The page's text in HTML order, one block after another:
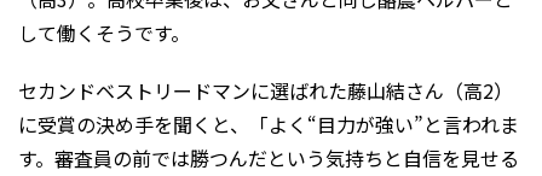
して働くそうです。
セカンドベストリードマンに選ばれた藤山結さん（高2）
に受賞の決め手を聞くと、「よく“目力が強い”と言われま
す。審査員の前では勝つんだという気持ちと自信を見せる